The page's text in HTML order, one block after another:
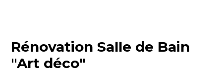
ACCUEIL
Rénovation Salle de Bain
"Art déco"